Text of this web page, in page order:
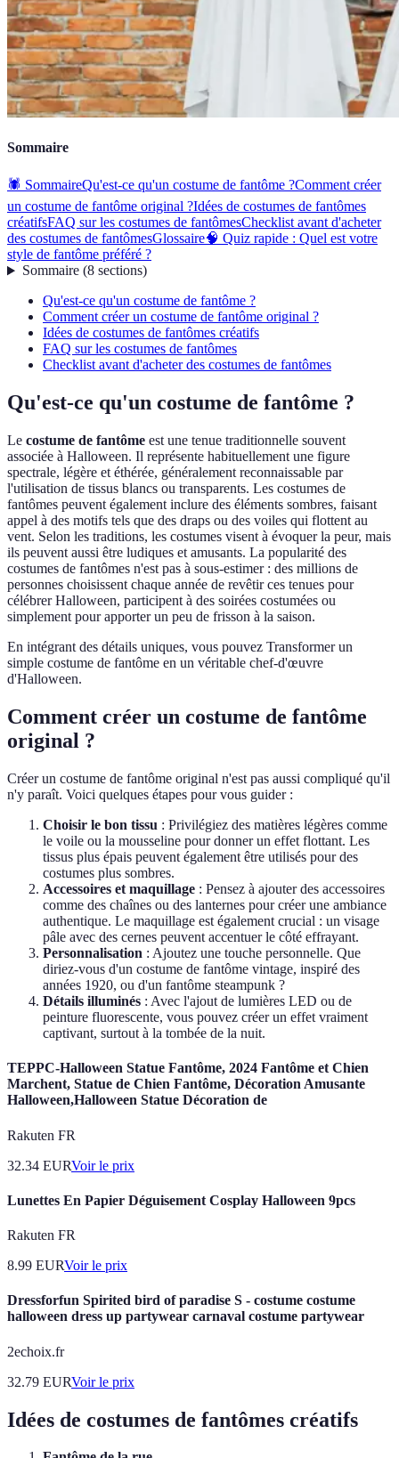
Sommaire
🕷️ SommaireQu'est-ce qu'un costume de fantôme ?Comment créer
un costume de fantôme original ?Idées de costumes de fantômes
créatifsFAQ sur les costumes de fantômesChecklist avant d'acheter
des costumes de fantômesGlossaire🧠 Quiz rapide : Quel est votre
style de fantôme préféré ?
Sommaire(8 sections)
Qu'est-ce qu'un costume de fantôme ?
Comment créer un costume de fantôme original ?
Idées de costumes de fantômes créatifs
FAQ sur les costumes de fantômes
Checklist avant d'acheter des costumes de fantômes
Qu'est-ce qu'un costume de fantôme ?
Le costume de fantôme est une tenue traditionnelle souvent
associée à Halloween. Il représente habituellement une figure
spectrale, légère et éthérée, généralement reconnaissable par
l'utilisation de tissus blancs ou transparents. Les costumes de
fantômes peuvent également inclure des éléments sombres, faisant
appel à des motifs tels que des draps ou des voiles qui flottent au
vent. Selon les traditions, les costumes visent à évoquer la peur, mais
ils peuvent aussi être ludiques et amusants. La popularité des
costumes de fantômes n'est pas à sous-estimer : des millions de
personnes choisissent chaque année de revêtir ces tenues pour
célébrer Halloween, participent à des soirées costumées ou
simplement pour apporter un peu de frisson à la saison.
En intégrant des détails uniques, vous pouvez Transformer un
simple costume de fantôme en un véritable chef-d'œuvre
d'Halloween.
Comment créer un costume de fantôme
original ?
Créer un costume de fantôme original n'est pas aussi compliqué qu'il
n'y paraît. Voici quelques étapes pour vous guider :
Choisir le bon tissu : Privilégiez des matières légères comme
le voile ou la mousseline pour donner un effet flottant. Les
tissus plus épais peuvent également être utilisés pour des
costumes plus sombres.
Accessoires et maquillage : Pensez à ajouter des accessoires
comme des chaînes ou des lanternes pour créer une ambiance
authentique. Le maquillage est également crucial : un visage
pâle avec des cernes peuvent accentuer le côté effrayant.
Personnalisation : Ajoutez une touche personnelle. Que
diriez-vous d'un costume de fantôme vintage, inspiré des
années 1920, ou d'un fantôme steampunk ?
Détails illuminés : Avec l'ajout de lumières LED ou de
peinture fluorescente, vous pouvez créer un effet vraiment
captivant, surtout à la tombée de la nuit.
TEPPC-Halloween Statue Fantôme, 2024 Fantôme et Chien
Marchent, Statue de Chien Fantôme, Décoration Amusante
Halloween,Halloween Statue Décoration de
Rakuten FR
32.34 EURVoir le prix
Lunettes En Papier Déguisement Cosplay Halloween 9pcs
Rakuten FR
8.99 EURVoir le prix
Dressforfun Spirited bird of paradise S - costume costume
halloween dress up partywear carnaval costume partywear
2echoix.fr
32.79 EURVoir le prix
Idées de costumes de fantômes créatifs